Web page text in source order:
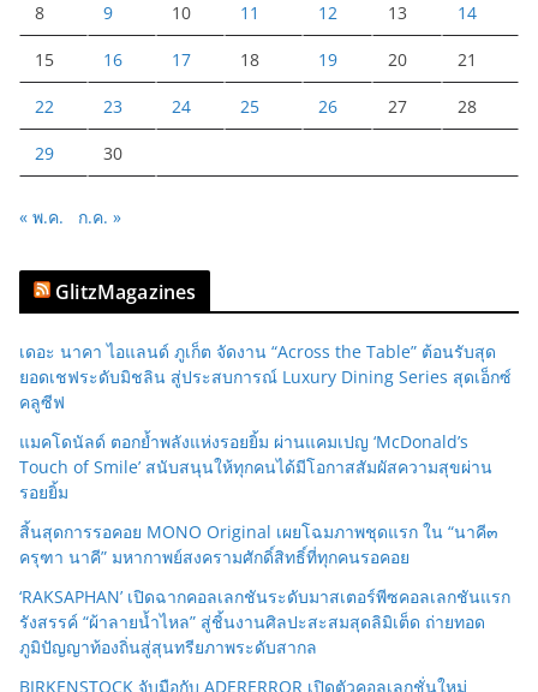
8 9 10 11 12 13 14
15 16 17 18 19 20 21
22 23 24 25 26 27 28
29 30
« พ.ค. ก.ค. »
GlitzMagazines
เดอะ นาคา ไอแลนด์ ภูเก็ต จัดงาน “Across the Table” ต้อนรับสุด
ยอดเชฟระดับมิชลิน สู่ประสบการณ์ Luxury Dining Series สุดเอ็กซ์
คลูซีฟ
แมคโดนัลด์ ตอกย้ำพลังแห่งรอยยิ้ม ผ่านแคมเปญ ‘McDonald’s
Touch of Smile’ สนับสนุนให้ทุกคนได้มีโอกาสสัมผัสความสุขผ่าน
รอยยิ้ม
สิ้นสุดการรอคอย MONO Original เผยโฉมภาพชุดแรก ใน “นาคี๓
ครุฑา นาคี” มหากาพย์สงครามศักดิ์สิทธิ์ที่ทุกคนรอคอย
‘RAKSAPHAN’ เปิดฉากคอลเลกชันระดับมาสเตอร์พีซคอลเลกชันแรก
รังสรรค์ “ผ้าลายน้ำไหล” สู่ชิ้นงานศิลปะสะสมสุดลิมิเต็ด ถ่ายทอด
ภูมิปัญญาท้องถิ่นสู่สุนทรียภาพระดับสากล
BIRKENSTOCK จับมือกับ ADERERROR เปิดตัวคอลเลกชั่นใหม่